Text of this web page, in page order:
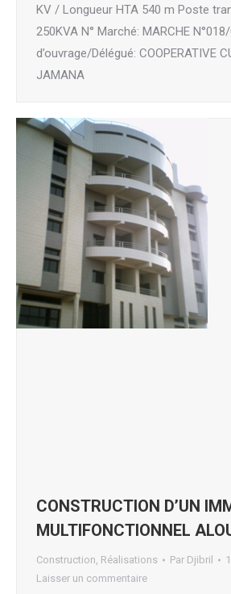
KV / Longueur HTA 540 m Poste
250KVA N° Marché: MARCHE
d’ouvrage/Délégué: COOPERATIVE
JAMANA
CONSTRUCTION D’UN
MULTIFONCTIONNEL
Construction, Réalisations Par Djibril
Laisser un commentaire